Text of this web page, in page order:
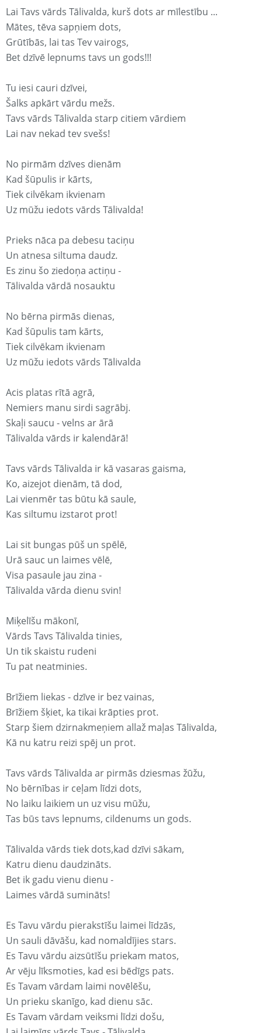
Lai Tavs vārds Tālivalda, kurš dots ar mīlestību ...
Mātes, tēva sapņiem dots,
Grūtībās, lai tas Tev vairogs,
Bet dzīvē lepnums tavs un gods!!!
Tu iesi cauri dzīvei,
Šalks apkārt vārdu mežs.
Tavs vārds Tālivalda starp citiem vārdiem
Lai nav nekad tev svešs!
No pirmām dzīves dienām
Kad šūpulis ir kārts,
Tiek cilvēkam ikvienam
Uz mūžu iedots vārds Tālivalda!
Prieks nāca pa debesu taciņu
Un atnesa siltuma daudz.
Es zinu šo ziedoņa actiņu -
Tālivalda vārdā nosauktu
No bērna pirmās dienas,
Kad šūpulis tam kārts,
Tiek cilvēkam ikvienam
Uz mūžu iedots vārds Tālivalda
Acis platas rītā agrā,
Nemiers manu sirdi sagrābj.
Skaļi saucu - velns ar ārā
Tālivalda vārds ir kalendārā!
Tavs vārds Tālivalda ir kā vasaras gaisma,
Ko, aizejot dienām, tā dod,
Lai vienmēr tas būtu kā saule,
Kas siltumu izstarot prot!
Lai sit bungas pūš un spēlē,
Urā sauc un laimes vēlē,
Visa pasaule jau zina -
Tālivalda vārda dienu svin!
Miķelīšu mākonī,
Vārds Tavs Tālivalda tinies,
Un tik skaistu rudeni
Tu pat neatminies.
Brīžiem liekas - dzīve ir bez vainas,
Brīžiem šķiet, ka tikai krāpties prot.
Starp šiem dzirnakmeņiem allaž maļas Tālivalda,
Kā nu katru reizi spēj un prot.
Tavs vārds Tālivalda ar pirmās dziesmas žūžu,
No bērnības ir ceļam līdzi dots,
No laiku laikiem un uz visu mūžu,
Tas būs tavs lepnums, cildenums un gods.
Tālivalda vārds tiek dots,kad dzīvi sākam,
Katru dienu daudzināts.
Bet ik gadu vienu dienu -
Laimes vārdā sumināts!
Es Tavu vārdu pierakstīšu laimei līdzās,
Un sauli dāvāšu, kad nomaldījies stars.
Es Tavu vārdu aizsūtīšu priekam matos,
Ar vēju līksmoties, kad esi bēdīgs pats.
Es Tavam vārdam laimi novēlēšu,
Un prieku skanīgo, kad dienu sāc.
Es Tavam vārdam veiksmi līdzi došu,